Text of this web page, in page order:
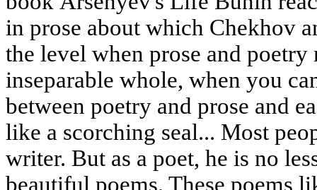
in prose about which Chekhov
the level when prose and
inseparable whole, when you
between poetry and prose and
like a scorching seal... Most
writer. But as a poet, he is no
beautiful poems. These poems